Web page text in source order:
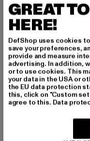
entspannten Look bietet.
Kunstfasern sind
während nachhaltige
recycelte Stoffe immer
Kurzarmhemd
um die Farben und die
Styling-Tipps für
Herren Kurzarmhemden
und passen zu
Freizeit-Look kannst du
Shorts und Sneakers
Kombination mit einer
GREAT
HERE!
DefShop uses cookies
save your preferences,
provide and measure
advertising. In addition,
or to use cookies. This
your data in the USA or
the EU data protection
this, click on "Custom
agree to this. Data